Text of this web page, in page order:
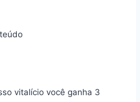
vitalício você ganha 3